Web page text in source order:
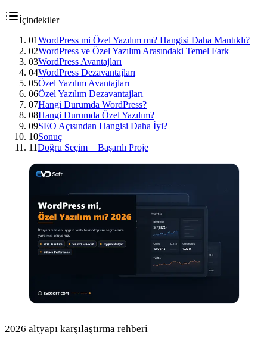
İçindekiler
01WordPress mi Özel Yazılım mı? Hangisi Daha Mantıklı?
02WordPress ve Özel Yazılım Arasındaki Temel Fark
03WordPress Avantajları
04WordPress Dezavantajları
05Özel Yazılım Avantajları
06Özel Yazılım Dezavantajları
07Hangi Durumda WordPress?
08Hangi Durumda Özel Yazılım?
09SEO Açısından Hangisi Daha İyi?
10Sonuç
11Doğru Seçim = Başarılı Proje
2026 altyapı karşılaştırma rehberi